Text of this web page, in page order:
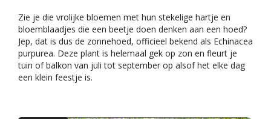
Zie je die vrolijke bloemen met hun stekelige hartje en
bloemblaadjes die een beetje doen denken aan een hoed?
Jep, dat is dus de zonnehoed, officieel bekend als Echinacea
purpurea. Deze plant is helemaal gek op zon en fleurt je
tuin of balkon van juli tot september op alsof het elke dag
een klein feestje is.